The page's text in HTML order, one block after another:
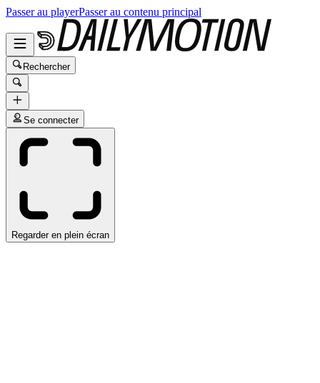
Passer au playerPasser au contenu principal
Rechercher
Se connecter
Regarder en plein écran